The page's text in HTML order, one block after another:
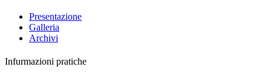
Presentazione
Galleria
Archivi
Infurmazioni pratiche